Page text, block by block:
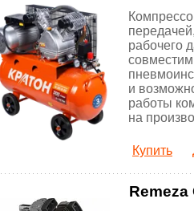
рабочего
и
работы
на
Купить